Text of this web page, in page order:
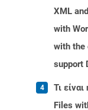
XML
with
with the
support
Τι
Files